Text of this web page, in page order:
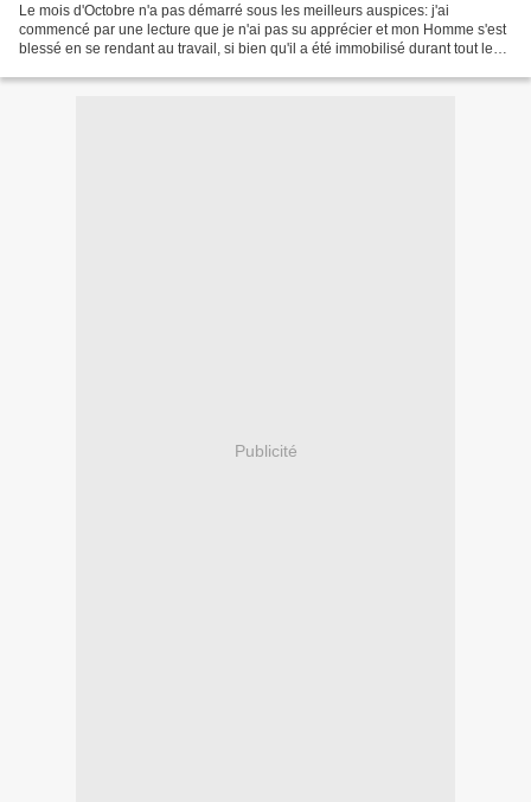
Le mois d'Octobre n'a pas démarré sous les meilleurs auspices: j'ai
commencé par une lecture que je n'ai pas su apprécier et mon Homme s'est
blessé en se rendant au travail, si bien qu'il a été immobilisé durant tout le
Publicité